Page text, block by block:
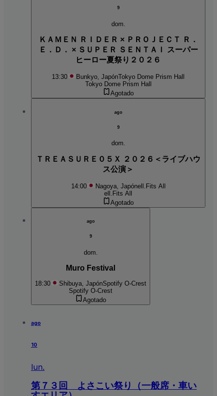
9
dom.
ＫＡＭＥＮ ＲＩＤＥＲ × ＰＲＯＪＥＣＴ Ｒ．
Ｅ．Ｄ． × ＳＵＰＥＲ ＳＥＮＴＡＩ スーパー
ヒーロー夏祭り２０２６
13:30 Bunkyo, JapónTokyo Dome Prism Hall
Tokyo Dome Prism Hall
Agotado
ago
9
dom.
ＴＲＥＡＳＵＲＥ０５Ｘ ２０２６＜ライブハウ
ス公演＞
14:00 Nagoya, Japónell.Fits All
ell.Fits All
Agotado
ago
9
dom.
Muro Festival
18:30 Shibuya, JapónSpotify O-Crest
Spotify O-Crest
Agotado
ago
10
lun.
第７３回 よさこい祭り（一般席・車い